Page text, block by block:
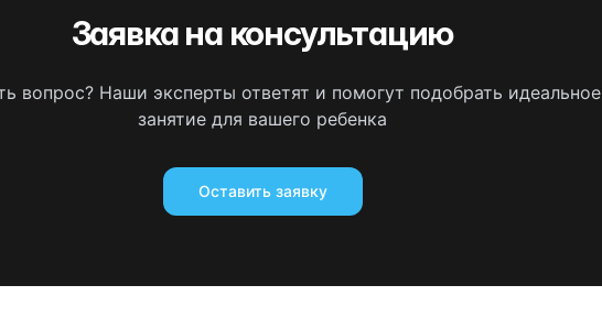
Заявка на консультацию
вопрос? Наши эксперты ответят и помогут подобрать идеальное
занятие для вашего ребенка
Оставить заявку